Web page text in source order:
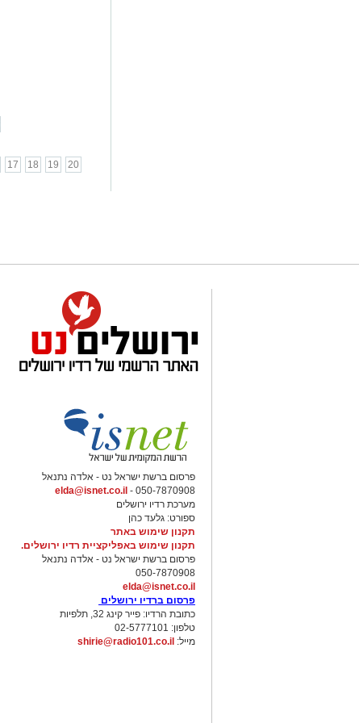
17 18 19
20
פרסום ברשת ישראל נט - אלדה נתנאל
050-7870908 -
elda@isnet.co.il
מערכת רדיו ירושלים
ספורט: גלעד כהן
תקנון שימוש באתר
תקנון שימוש באפליקציית רדיו ירושלים.
פרסום ברשת ישראל נט - אלדה נתנאל
050-7870908
elda@isnet.co.il
פרסום ברדיו ירושלים
כתובת הרדיו: פייר קינג 32, תלפיות
טלפון: 02-5777101
מייל: shirie@radio101.co.il